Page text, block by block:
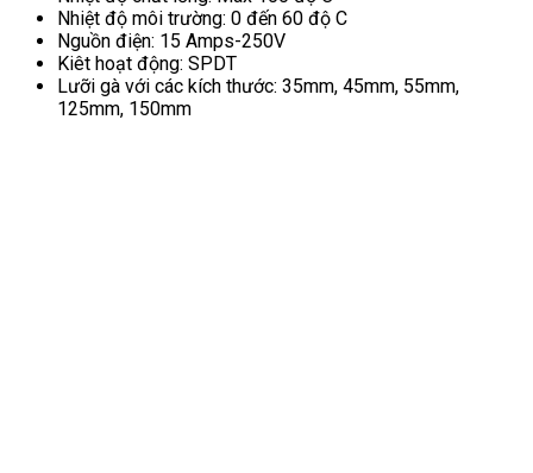
Nhiệt độ môi trường: 0 đến 60 độ C
Nguồn điện: 15 Amps-250V
Kiêt hoạt động: SPDT
Lưỡi gà với các kích thước: 35mm, 45mm, 55mm,
125mm, 150mm